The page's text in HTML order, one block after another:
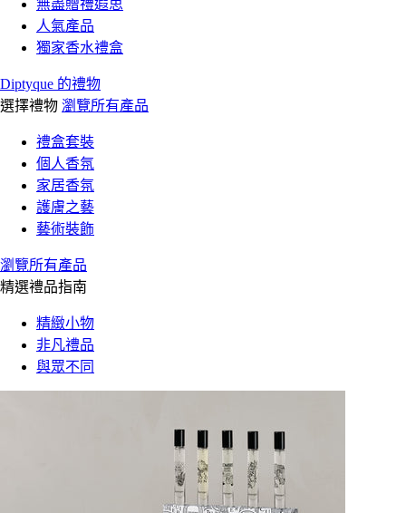
無盡贈禮遐思
人氣產品
獨家香水禮盒
Diptyque 的禮物
選擇禮物 瀏覽所有產品
禮盒套裝
個人香氛
家居香氛
護膚之藝
藝術裝飾
瀏覽所有產品
精選禮品指南
精緻小物
非凡禮品
與眾不同